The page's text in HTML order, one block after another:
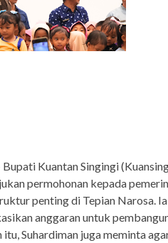
Bupati Kuantan Singingi
permohonan kepada
penting di Tepian Narosa.
anggaran untuk
Suhardiman juga meminta